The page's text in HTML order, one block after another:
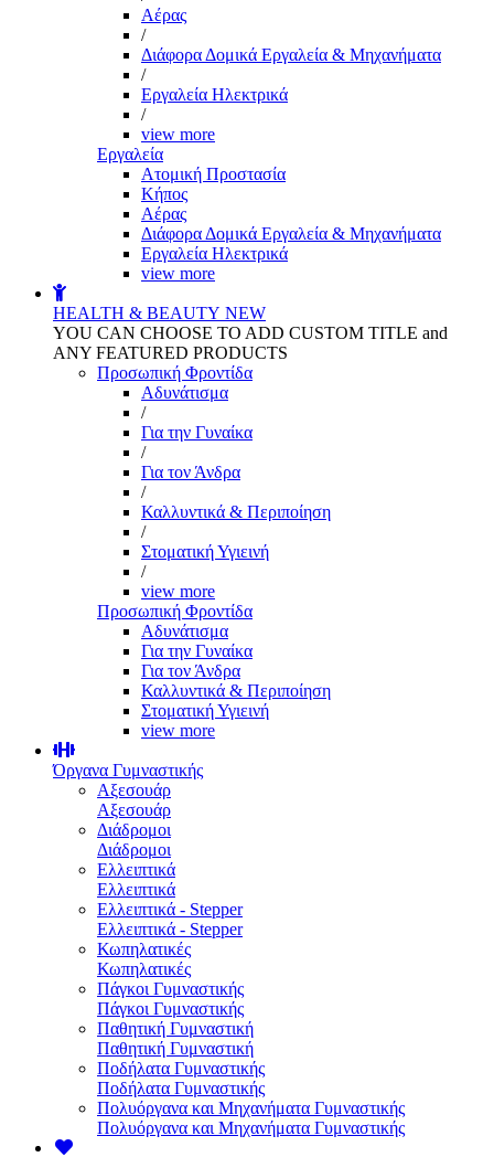
Αέρας
/
Διάφορα Δομικά Εργαλεία & Μηχανήματα
/
Εργαλεία Ηλεκτρικά
/
view more
Εργαλεία
Aτομική Προστασία
Kήπος
Αέρας
Διάφορα Δομικά Εργαλεία & Μηχανήματα
Εργαλεία Ηλεκτρικά
view more
HEALTH & BEAUTY NEW
YOU CAN CHOOSE TO ADD CUSTOM TITLE and
ANY FEATURED PRODUCTS
Προσωπική Φροντίδα
Αδυνάτισμα
/
Για την Γυναίκα
/
Για τον Άνδρα
/
Καλλυντικά & Περιποίηση
/
Στοματική Υγιεινή
/
view more
Προσωπική Φροντίδα
Αδυνάτισμα
Για την Γυναίκα
Για τον Άνδρα
Καλλυντικά & Περιποίηση
Στοματική Υγιεινή
view more
Όργανα Γυμναστικής
Αξεσουάρ
Αξεσουάρ
Διάδρομοι
Διάδρομοι
Ελλειπτικά
Ελλειπτικά
Ελλειπτικά - Stepper
Ελλειπτικά - Stepper
Κωπηλατικές
Κωπηλατικές
Πάγκοι Γυμναστικής
Πάγκοι Γυμναστικής
Παθητική Γυμναστική
Παθητική Γυμναστική
Ποδήλατα Γυμναστικής
Ποδήλατα Γυμναστικής
Πολυόργανα και Μηχανήματα Γυμναστικής
Πολυόργανα και Μηχανήματα Γυμναστικής